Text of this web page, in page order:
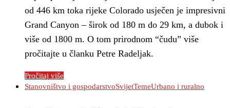
od 446 km toka rijeke Colorado usječen je impresivni
Grand Canyon – širok od 180 m do 29 km, a dubok i
više od 1800 m. O tom prirodnom “čudu” više
pročitajte u članku Petre Radeljak.
Pročitaj više
Stanovništvo i gospodarstvoSvijetTemeUrbano i ruralno